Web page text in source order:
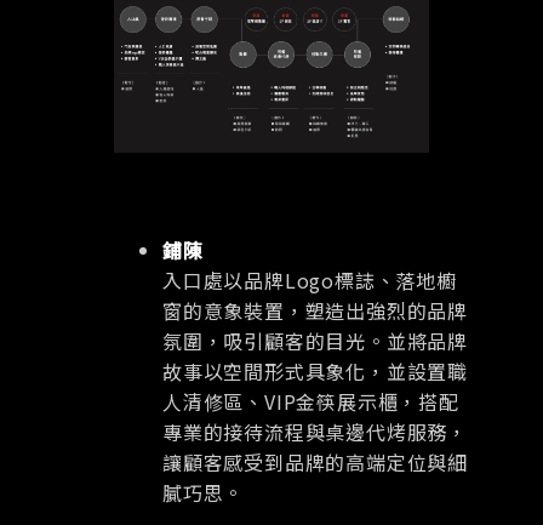
鋪陳
入口處以品牌Logo標誌、落地櫥
窗的意象裝置，塑造出強烈的品牌
氛圍，吸引顧客的目光。並將品牌
故事以空間形式具象化，並設置職
人清修區、VIP金筷展示櫃，搭配
專業的接待流程與桌邊代烤服務，
讓顧客感受到品牌的高端定位與細
膩巧思。